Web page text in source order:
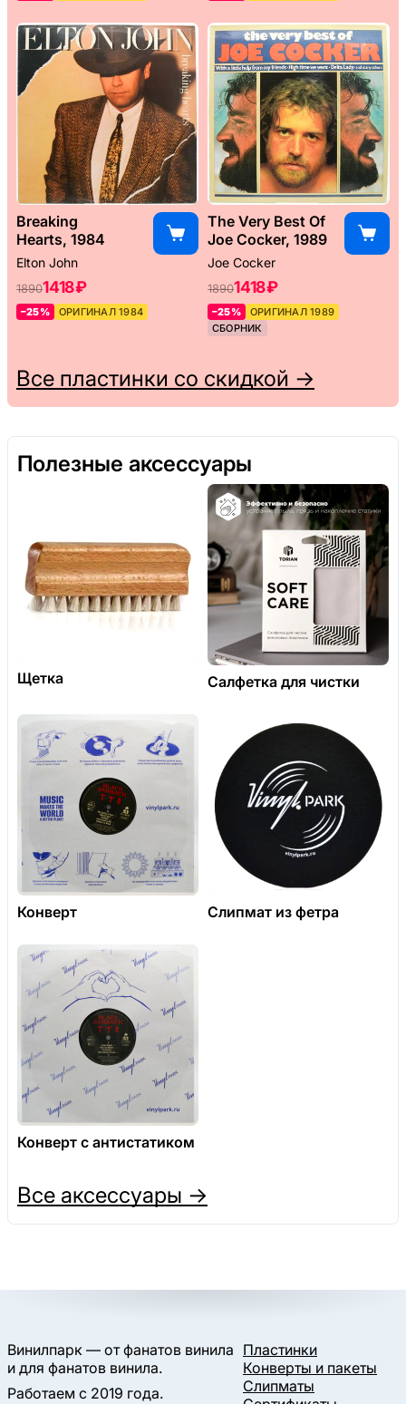
Breaking
Hearts, 1984
Elton John
18901418 ₽
–25% ОРИГИНАЛ 1984
The Very Best Of
Joe Cocker, 1989
Joe Cocker
18901418 ₽
–25%
ОРИГИНАЛ 1989
СБОРНИК
Все пластинки со скидкой →
Полезные аксессуары
Щетка Салфетка для чистки
Конверт Слипмат из фетра
Конверт с антистатиком
Все аксессуары →
Винилпарк — от фанатов винила
и для фанатов винила.
Работаем с 2019 года.
Пластинки
Конверты и пакеты
Слипматы